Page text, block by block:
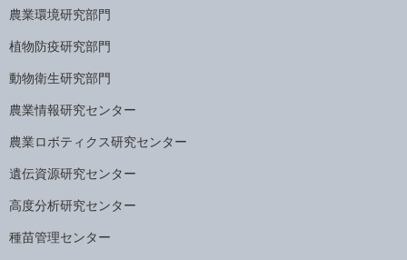
農業環境研究部門
植物防疫研究部門
動物衛生研究部門
農業情報研究センター
農業ロボティクス研究センター
遺伝資源研究センター
高度分析研究センター
種苗管理センター